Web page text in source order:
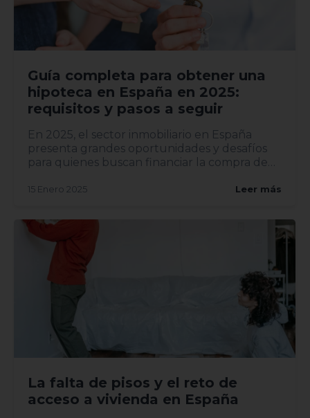
Guía completa para obtener una
hipoteca en España en 2025:
requisitos y pasos a seguir
En 2025, el sector inmobiliario en España
presenta grandes oportunidades y desafíos
para quienes buscan financiar la compra de
15 Enero 2025 Leer más
La falta de pisos y el reto de
acceso a vivienda en España